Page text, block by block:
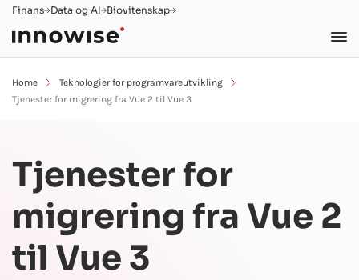
Finans Data og AI Biovitenskap
Home
Teknologier for programvareutvikling
Tjenester for migrering fra Vue 2 til Vue 3
Tjenester for
migrering fra Vue 2
til Vue 3